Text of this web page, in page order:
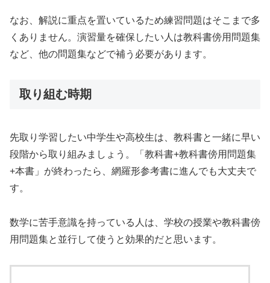
なお、解説に重点を置いているため練習問題はそこまで多
くありません。演習量を確保したい人は教科書傍用問題集
など、他の問題集などで補う必要があります。
取り組む時期
先取り学習したい中学生や高校生は、教科書と一緒に早い
段階から取り組みましょう。「教科書+教科書傍用問題集
+本書」が終わったら、網羅形参考書に進んでも大丈夫で
す。
数学に苦手意識を持っている人は、学校の授業や教科書傍
用問題集と並行して使うと効果的だと思います。